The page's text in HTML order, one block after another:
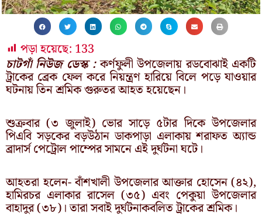
পড়া হয়েছে: 133
চাটগাঁ নিউজ ডেস্ক :কর্ণফুলী উপজেলায় রডবোঝাই একটি
ট্রাকের ব্রেক ফেল করে নিয়ন্ত্রণ হারিয়ে বিলে পড়ে যাওয়ার
ঘটনায় তিন শ্রমিক গুরুতর আহত হয়েছেন।
শুক্রবার (৩ জুলাই) ভোর সাড়ে ৫টার দিকে উপজেলার
পিএবি সড়কের বড়উঠান ডাকপাড়া এলাকায় শরাফত অ্যান্ড
ব্রাদার্স পেট্রোল পাম্পের সামনে এই দুর্ঘটনা ঘটে।
আহতরা হলেন- বাঁশখালী উপজেলার আক্তার হোসেন (৪২),
হামিরচর এলাকার রাসেল (৩৫) এবং পেকুয়া উপজেলার
বাহাদুর (৩৮)। তারা সবাই দুর্ঘটনাকবলিত ট্রাকের শ্রমিক।